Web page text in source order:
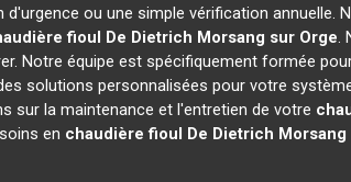
d'urgence ou une simple vérification annuelle.
fioul De Dietrich Morsang sur Orge.
Notre équipe est spécifiquement formée
solutions personnalisées pour votre
sur la maintenance et l'entretien de votre
en chaudière fioul De Dietrich Morsang